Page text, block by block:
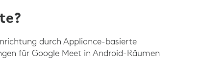
durch Appliance-basierte
für Google Meet in Android-Räumen